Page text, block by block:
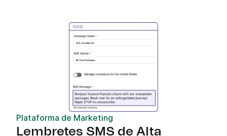
Plataforma de Marketing
Lembretes SMS de Alta